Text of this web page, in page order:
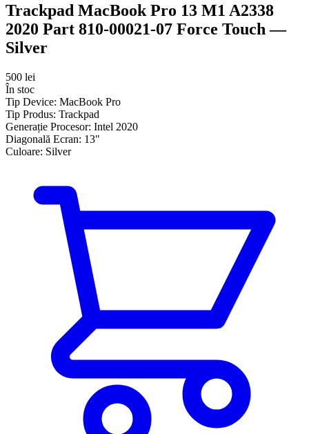
Trackpad MacBook Pro 13 M1 A2338
2020 Part 810-00021-07 Force Touch —
Silver
500 lei
În stoc
Tip Device: MacBook Pro
Tip Produs: Trackpad
Generație Procesor: Intel 2020
Diagonală Ecran: 13"
Culoare: Silver